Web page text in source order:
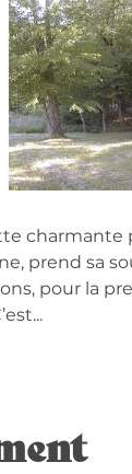
prend sa
pour la